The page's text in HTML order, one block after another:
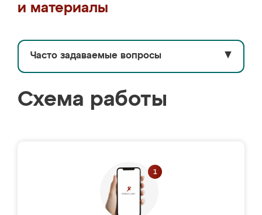
и материалы
Часто задаваемые вопросы ▼
Схема работы